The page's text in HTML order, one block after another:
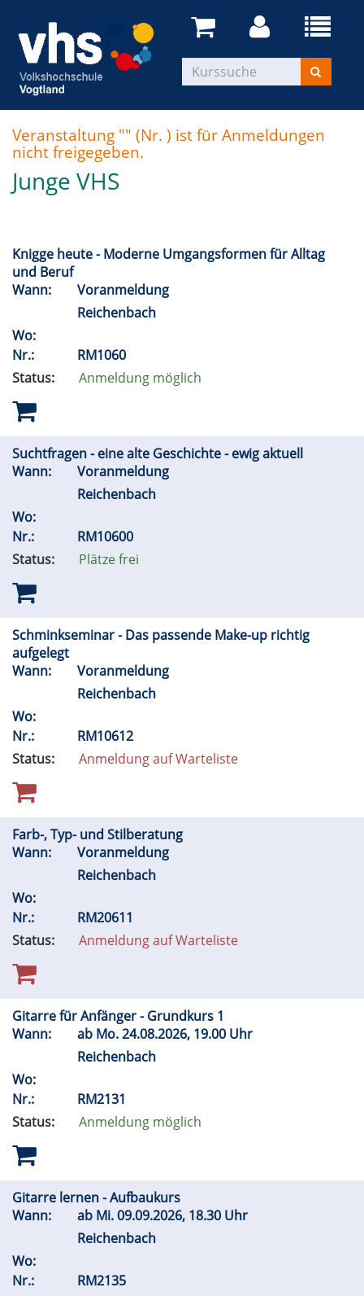
Veranstaltung "" (Nr. ) ist für Anmeldungen
nicht freigegeben.
Junge VHS
Knigge heute - Moderne Umgangsformen für Alltag
und Beruf
Wann:
Voranmeldung
Reichenbach
Wo:
Nr.:
RM1060
Status:
Anmeldung möglich
Suchtfragen - eine alte Geschichte - ewig aktuell
Wann:
Voranmeldung
Reichenbach
Wo:
Nr.:
RM10600
Status:
Plätze frei
Schminkseminar - Das passende Make-up richtig
aufgelegt
Wann:
Voranmeldung
Reichenbach
Wo:
Nr.:
RM10612
Status:
Anmeldung auf Warteliste
Farb-, Typ- und Stilberatung
Wann:
Voranmeldung
Reichenbach
Wo:
Nr.:
RM20611
Status:
Anmeldung auf Warteliste
Gitarre für Anfänger - Grundkurs 1
Wann:
ab Mo.24.08.2026, 19.00 Uhr
Reichenbach
Wo:
Nr.:
RM2131
Status:
Anmeldung möglich
Gitarre lernen - Aufbaukurs
Wann:
ab Mi.09.09.2026, 18.30 Uhr
Reichenbach
Wo:
Nr.:
RM2135